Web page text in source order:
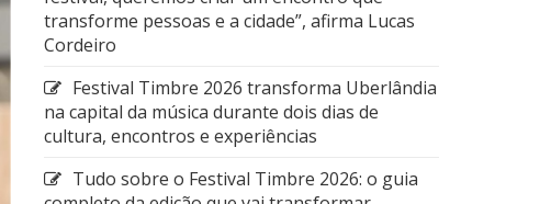
transforme pessoas e a cidade”, afirma Lucas
Cordeiro
Festival Timbre 2026 transforma Uberlândia
na capital da música durante dois dias de
cultura, encontros e experiências
Tudo sobre o Festival Timbre 2026: o guia